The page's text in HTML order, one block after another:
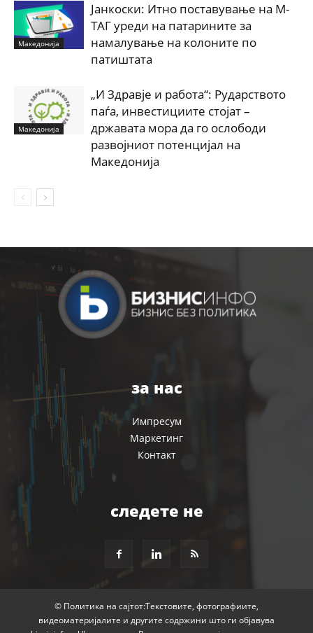
Македонија
Јанкоски: Итно поставување на М-
ТАГ уреди на патарините за
намалување на колоните по
патиштата
Македонија
„И Здравје и работа“: Рударството
паѓа, инвестициите стојат –
државата мора да го ослободи
развојниот потенцијал на
Македонија
за нас
Импресум
Маркетинг
Контакт
следете не
© Политика на сајтот:Текстовите, фотографиите,
видеоматеријалите и другите содржини што ги објавува